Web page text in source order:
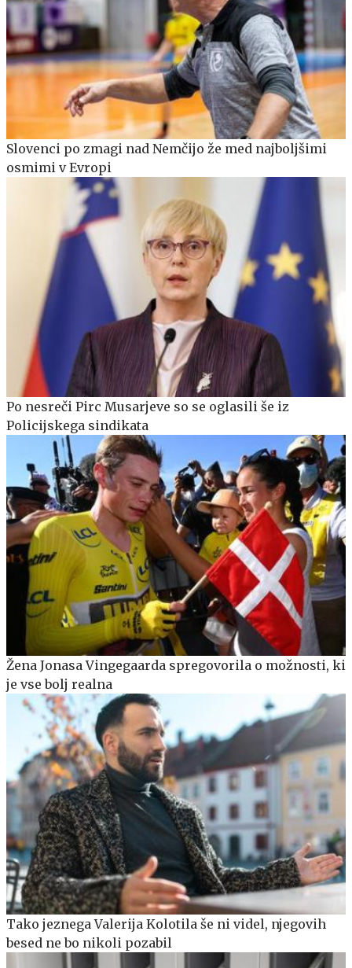
Slovenci po zmagi nad Nemčijo že med najboljšimi
osmimi v Evropi
Po nesreči Pirc Musarjeve so se oglasili še iz
Policijskega sindikata
Žena Jonasa Vingegaarda spregovorila o možnosti, ki
je vse bolj realna
Tako jeznega Valerija Kolotila še ni videl, njegovih
besed ne bo nikoli pozabil